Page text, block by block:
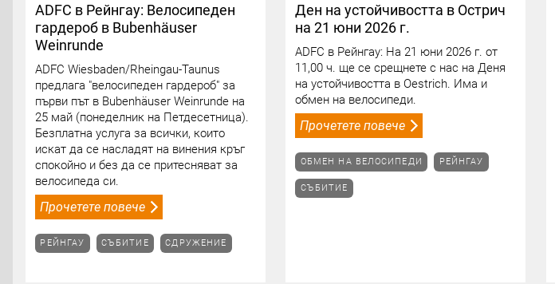
ADFC в Рейнгау: Велосипеден
гардероб в Bubenhäuser
Weinrunde
ADFC Wiesbaden/Rheingau-Taunus
предлага "велосипеден гардероб" за
първи път в Bubenhäuser Weinrunde на
25 май (понеделник на Петдесетница).
Безплатна услуга за всички, които
искат да се насладят на винения кръг
спокойно и без да се притесняват за
велосипеда си.
Прочетете повече
РЕЙНГАУ СЪБИТИЕ СДРУЖЕНИЕ
Ден на устойчивостта в Острич
на 21 юни 2026 г.
ADFC в Рейнгау: На 21 юни 2026 г. от
11,00 ч. ще се срещнете с нас на Деня
на устойчивостта в Oestrich. Има и
обмен на велосипеди.
Прочетете повече
ОБМЕН НА ВЕЛОСИПЕДИ РЕЙНГАУ
СЪБИТИЕ